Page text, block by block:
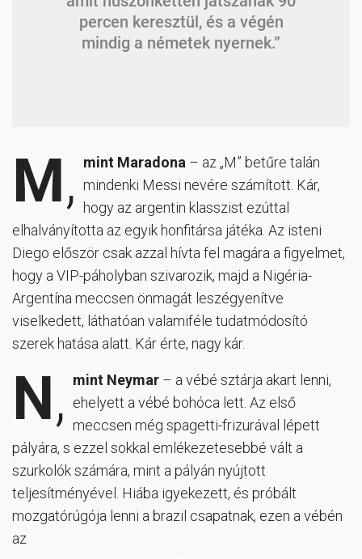
percen keresztül, és a végén
mindig a németek nyernek.”
M, mint Maradona – az „M” betűre talán
mindenki Messi nevére számított. Kár,
hogy az argentin klasszist ezúttal
elhalványította az egyik honfitársa játéka. Az isteni
Diego először csak azzal hívta fel magára a figyelmet,
hogy a VIP-páholyban szivarozik, majd a Nigéria-
Argentína meccsen önmagát leszégyenítve
viselkedett, láthatóan valamiféle tudatmódosító
szerek hatása alatt. Kár érte, nagy kár.
N, mint Neymar – a vébé sztárja akart lenni,
ehelyett a vébé bohóca lett. Az első
meccsen még spagetti-frizurával lépett
pályára, s ezzel sokkal emlékezetesebbé vált a
szurkolók számára, mint a pályán nyújtott
teljesítményével. Hiába igyekezett, és próbált
mozgatórúgója lenni a brazil csapatnak, ezen a vébén
az